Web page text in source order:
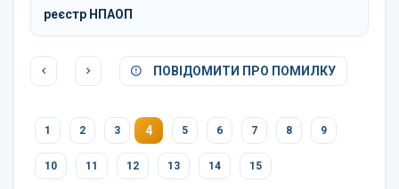
реєстр НПАОП
ПОВІДОМИТИ ПРО ПОМИЛКУ
1 2 3 4 5 6 7 8 9
10 11 12 13 14 15